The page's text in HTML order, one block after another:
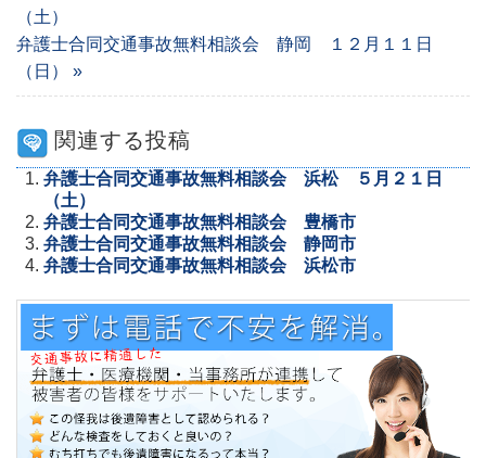
（土）
弁護士合同交通事故無料相談会 静岡 １２月１１日
（日） »
関連する投稿
弁護士合同交通事故無料相談会 浜松 ５月２１日
（土）
弁護士合同交通事故無料相談会 豊橋市
弁護士合同交通事故無料相談会 静岡市
弁護士合同交通事故無料相談会 浜松市